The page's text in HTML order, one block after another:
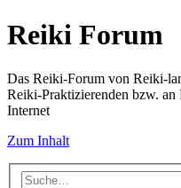
Reiki Forum
Das Reiki-Forum von Reiki-
Reiki-Praktizierenden bzw. an
Internet
Zum Inhalt